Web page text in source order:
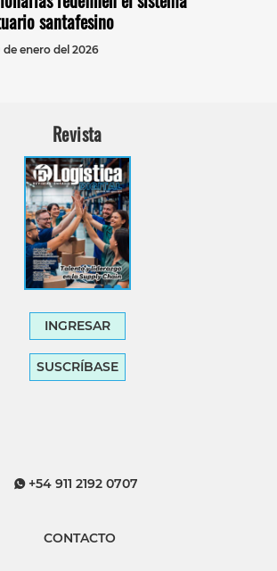
santafesino
de enero del 2026
Revista
INGRESAR
SUSCRÍBASE
+54 911 2192 0707
CONTACTO